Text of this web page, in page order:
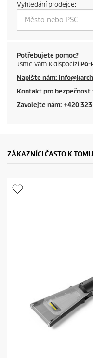
t
p
r
i
c
e
Vyhledání prodejce:
Potřebujete pomoc?
Jsme vám k dispocizi Po-
Napište nám:
Kontakt pro bezpečnost
Zavolejte nám: +420
ZÁKAZNÍCI ČASTO K